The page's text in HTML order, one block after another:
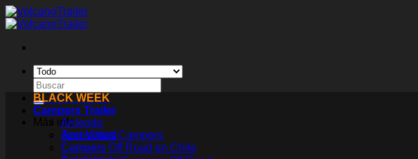
Saltar
al
Buscar
por:
Más info
Tour Virtual
Campers Off Road en Chile
BLACK WEEK
Campers Trailer
Arriendo
Accesorios Campers
Campers